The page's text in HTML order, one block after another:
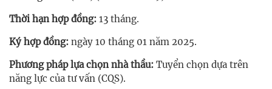
Thời hạn hợp đồng: 13 tháng.
Ký hợp đồng: ngày 10 tháng 01 năm 2025.
Phương pháp lựa chọn nhà thầu: Tuyển chọn dựa trên
năng lực của tư vấn (CQS).